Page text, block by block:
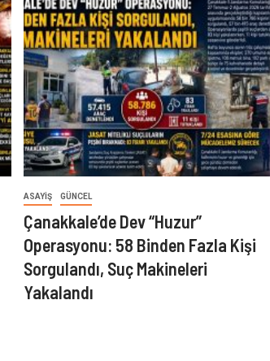
ASAYIŞ GÜNCEL
Çanakkale’de Dev “Huzur”
Operasyonu: 58 Binden Fazla Kişi
Sorgulandı, Suç Makineleri
Yakalandı